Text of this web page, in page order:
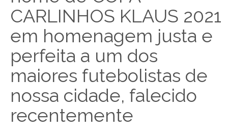
CARLINHOS KLAUS 2021
em homenagem justa e
perfeita a um dos
maiores futebolistas de
nossa cidade, falecido
recentemente